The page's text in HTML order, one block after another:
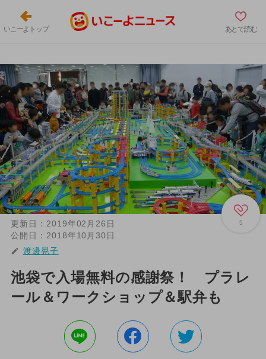
いこーよトップ あとで読む
5
更新日： 2019年02月26日
公開日： 2018年10月30日
渡邊晃子
池袋で入場無料の感謝祭！ プラレ
ール＆ワークショップ＆駅弁も